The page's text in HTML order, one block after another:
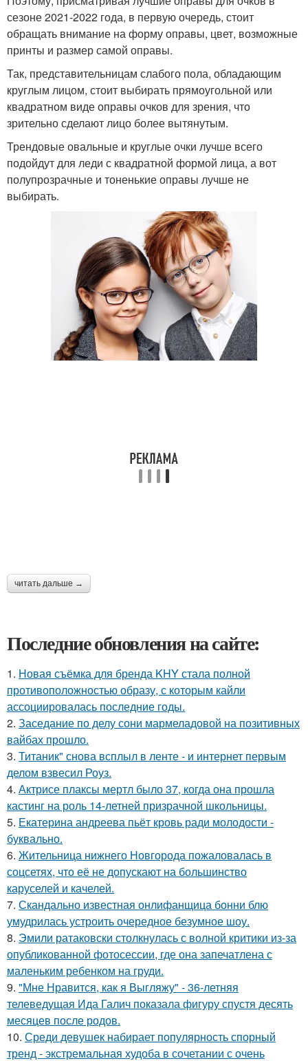
сезоне 2021-2022 года, в первую очередь, стоит
обращать внимание на форму оправы, цвет, возможные
принты и размер самой оправы.
Так, представительницам слабого пола, обладающим
круглым лицом, стоит выбирать прямоугольной или
квадратном виде оправы очков для зрения, что
зрительно сделают лицо более вытянутым.
Трендовые овальные и круглые очки лучше всего
подойдут для леди с квадратной формой лица, а вот
полупрозрачные и тоненькие оправы лучше не
выбирать.
читать дальше →
Последние обновления на сайте:
1. Новая съёмка для бренда KHY стала полной
противоположностью образу, с которым кайли
ассоциировалась последние годы.
2. Заседание по делу сони мармеладовой на позитивных
вайбах прошло.
3. Титаник" снова всплыл в ленте - и интернет первым
делом взвесил Роуз.
4. Актрисе плаксы мертл было 37, когда она прошла
кастинг на роль 14-летней призрачной школьницы.
5. Екатерина андреева пьёт кровь ради молодости -
буквально.
6. Жительница нижнего Новгорода пожаловалась в
соцсетях, что её не допускают на большинство
каруселей и качелей.
7. Скандально известная онлифанщица бонни блю
умудрилась устроить очередное безумное шоу.
8. Эмили ратаковски столкнулась с волной критики из-за
опубликованной фотосессии, где она запечатлена с
маленьким ребенком на груди.
9. "Мне Нравится, как я Выгляжу" - 36-летняя
телеведущая Ида Галич показала фигуру спустя десять
месяцев после родов.
10. Среди девушек набирает популярность спорный
тренд - экстремальная худоба в сочетании с очень